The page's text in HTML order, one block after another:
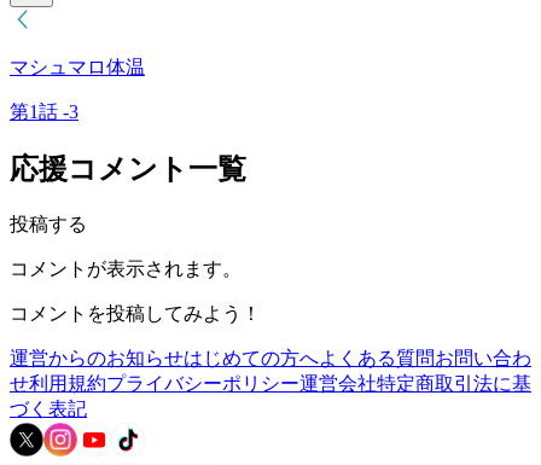
マシュマロ体温
第1話 -3
応援コメント一覧
投稿する
コメントが表示されます。
コメントを投稿してみよう！
運営からのお知らせはじめての方へよくある質問お問い合わ
せ利用規約プライバシーポリシー運営会社特定商取引法に基
づく表記